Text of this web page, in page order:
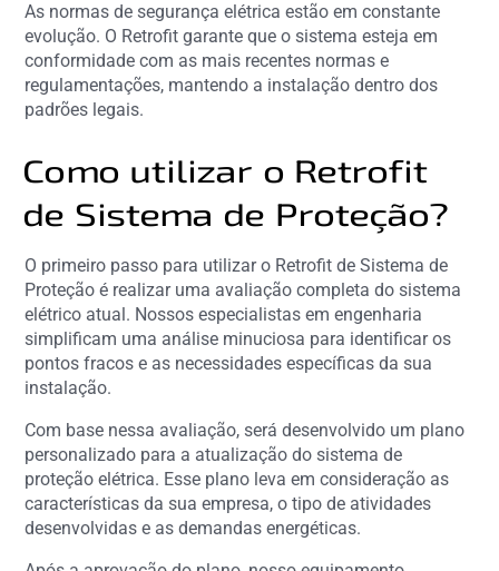
As normas de segurança elétrica estão em constante
evolução. O Retrofit garante que o sistema esteja em
conformidade com as mais recentes normas e
regulamentações, mantendo a instalação dentro dos
padrões legais.
Como utilizar o Retrofit
de Sistema de Proteção?
O primeiro passo para utilizar o Retrofit de Sistema de
Proteção é realizar uma avaliação completa do sistema
elétrico atual. Nossos especialistas em engenharia
simplificam uma análise minuciosa para identificar os
pontos fracos e as necessidades específicas da sua
instalação.
Com base nessa avaliação, será desenvolvido um plano
personalizado para a atualização do sistema de
proteção elétrica. Esse plano leva em consideração as
características da sua empresa, o tipo de atividades
desenvolvidas e as demandas energéticas.